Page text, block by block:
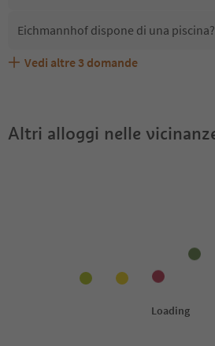
Eichmannhof dispone di una piscina?
Eichmannhof accetta animali
Quali servizi/attività sono disponibili
Gli ospiti di Eichmannhof ricevono
Vedi altre 3 domande
Altri alloggi nelle